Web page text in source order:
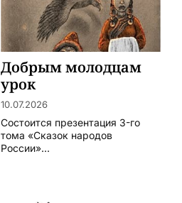
Добрым молодцам
урок
10.07.2026
Состоится презентация 3-го
тома «Сказок народов
России»...